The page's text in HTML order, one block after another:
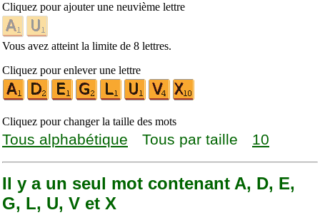
Cliquez pour ajouter une neuvième lettre
Vous avez atteint la limite de 8 lettres.
Cliquez pour enlever une lettre
Cliquez pour changer la taille des mots
Tous alphabétique Tous par taille 10
Il y a un seul mot contenant A, D, E,
G, L, U, V et X